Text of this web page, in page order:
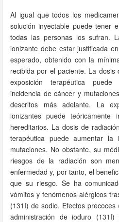
Al igual que todos los
solución inyectable puede tener
todas las personas los sufran.
ionizante debe estar justificada
esperado, obtenido con la
recibida por el paciente. La
exposición terapéutica
incidencia de cáncer y
descritos más adelante. La
ionizantes puede teóricamente
hereditarios. La dosis de
terapéutica puede aumentar
mutaciones. No obstante, su
riesgos de la radiación son
enfermedad y, por tanto, el
que su riesgo. Se ha
vómitos y fenómenos alérgicos
(131I) de sodio. Efectos
administración de ioduro